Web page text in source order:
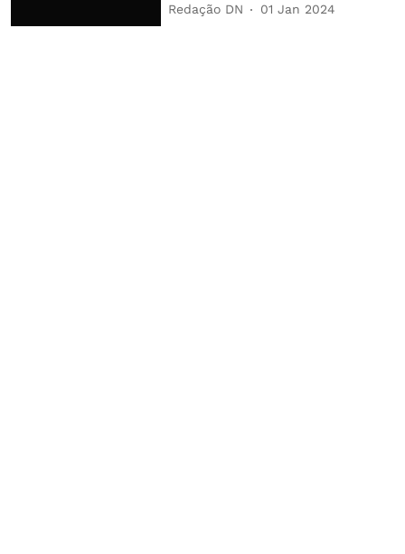
Redação DN 01 Jan 2024